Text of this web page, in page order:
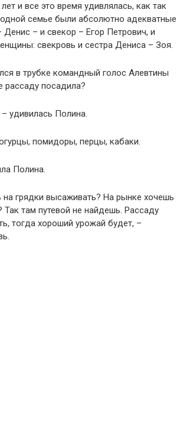
и все это время удивлялась, как так
семье были абсолютно адекватные
– и свекор – Егор Петрович, и
свекровь и сестра Дениса – Зоя.
в трубке командный голос Алевтины
посадила?
удивилась Полина.
помидоры, перцы, кабаки.
Полина.
грядки высаживать? На рынке хочешь
Так там путевой не найдешь. Рассаду
тогда хороший урожай будет, –